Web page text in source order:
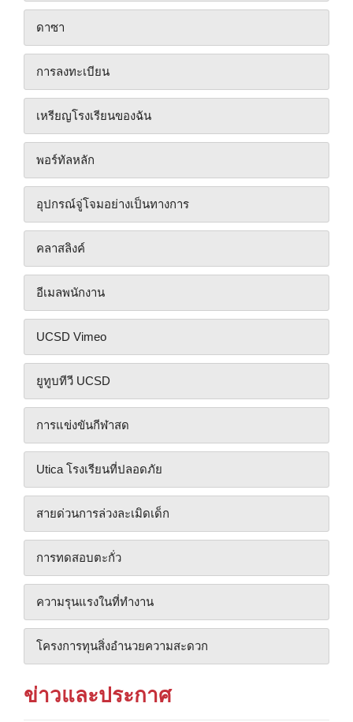
ดาซา
การลงทะเบียน
เหรียญโรงเรียนของฉัน
พอร์ทัลหลัก
อุปกรณ์จู่โจมอย่างเป็นทางการ
คลาสลิงค์
อีเมลพนักงาน
UCSD Vimeo
ยูทูบทีวี UCSD
การแข่งขันกีฬาสด
Utica โรงเรียนที่ปลอดภัย
สายด่วนการล่วงละเมิดเด็ก
การทดสอบตะกั่ว
ความรุนแรงในที่ทํางาน
โครงการทุนสิ่งอํานวยความสะดวก
ข่าวและประกาศ